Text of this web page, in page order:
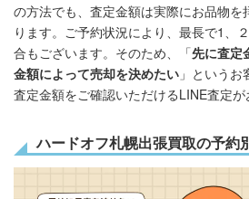
の方法でも、査定金額は実際にお品物を
ります。ご予約状況により、最長で1、
合もございます。そのため、「先に査定
金額によって売却を決めたい 」という
査定金額をご確認いただけるLINE査定が
ハードオフ札幌出張買取の予約